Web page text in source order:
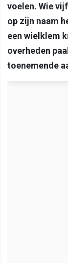
voelen. Wie
op zijn naam
een wielklem
overheden
toenemende